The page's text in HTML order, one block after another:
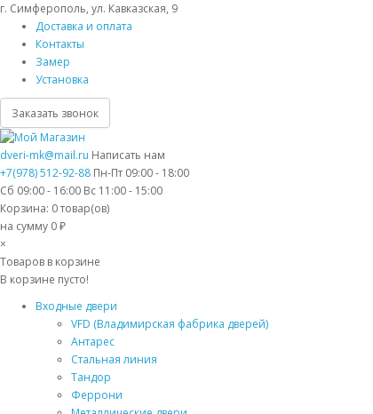
г. Симферополь, ул. Кавказская, 9
Доставка и оплата
Контакты
Замер
Установка
Заказать звонок
dveri-mk@mail.ru Написать нам
+7(978) 512-92-88 Пн-Пт 09:00 - 18:00
Сб 09:00 - 16:00 Вс 11:00 - 15:00
Корзина: 0товар(ов)
на сумму 0 ₽
×
Товаров в корзине
В корзине пусто!
Входные двери
VFD (Владимирская фабрика дверей)
Антарес
Стальная линия
Тандор
Феррони